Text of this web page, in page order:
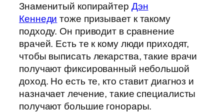
Знаменитый копирайтер Дэн
Кеннеди тоже призывает к такому
подходу. Он приводит в сравнение
врачей. Есть те к кому люди приходят,
чтобы выписать лекарства, такие врачи
получают фиксированный небольшой
доход. Но есть те, кто ставит диагноз и
назначает лечение, такие специалисты
получают большие гонорары.